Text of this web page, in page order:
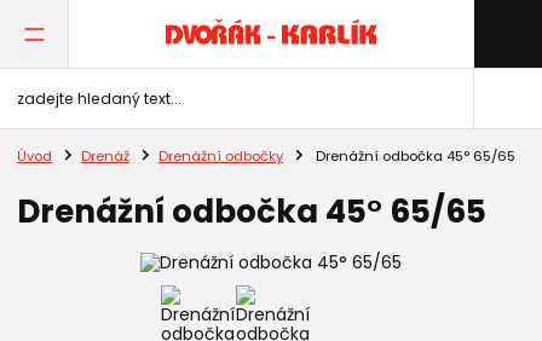
Úvod Drenáž Drenážní odbočky Drenážní odbočka 45° 65/65
Drenážní odbočka 45° 65/65